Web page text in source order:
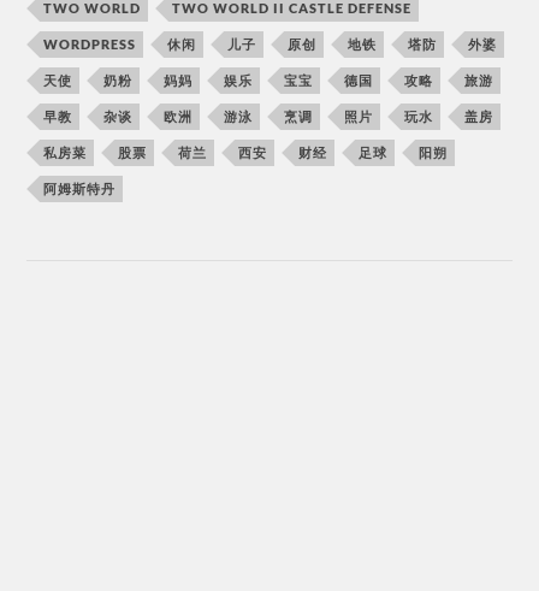
TWO WORLD TWO WORLD II CASTLE DEFENSE
WORDPRESS 休闲 儿子 原创 地铁 塔防 外婆
天使 奶粉 妈妈 娱乐 宝宝 德国 攻略 旅游
早教 杂谈 欧洲 游泳 烹调 照片 玩水 盖房
私房菜 股票 荷兰 西安 财经 足球 阳朔
阿姆斯特丹